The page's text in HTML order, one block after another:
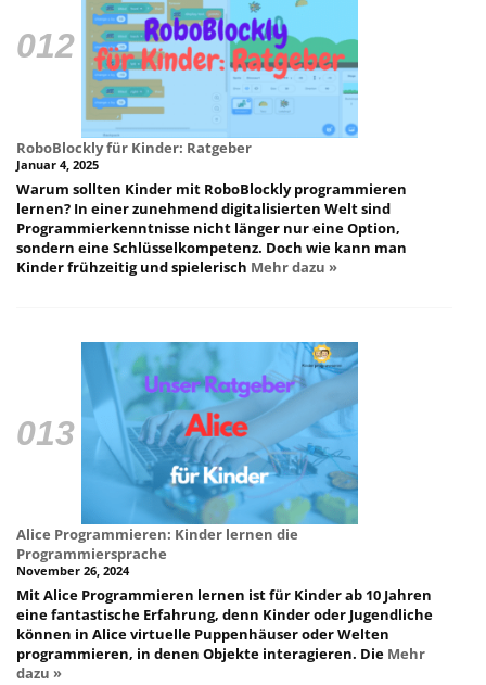
RoboBlockly für Kinder: Ratgeber
Januar 4, 2025
Warum sollten Kinder mit RoboBlockly programmieren
lernen? In einer zunehmend digitalisierten Welt sind
Programmierkenntnisse nicht länger nur eine Option,
sondern eine Schlüsselkompetenz. Doch wie kann man
Kinder frühzeitig und spielerisch Mehr dazu »
Alice Programmieren: Kinder lernen die
Programmiersprache
November 26, 2024
Mit Alice Programmieren lernen ist für Kinder ab 10 Jahren
eine fantastische Erfahrung, denn Kinder oder Jugendliche
können in Alice virtuelle Puppenhäuser oder Welten
programmieren, in denen Objekte interagieren. Die Mehr
dazu »